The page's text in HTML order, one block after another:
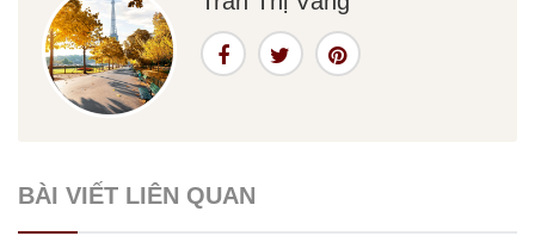
BÀI VIẾT LIÊN QUAN